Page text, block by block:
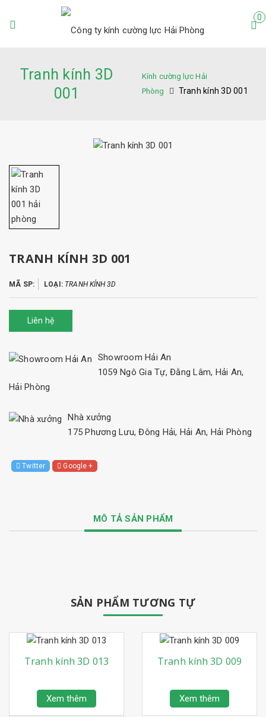
0
Tranh kính 3D
001
Kính cường lực Hải
Phòng
Tranh kính 3D 001
TRANH KÍNH 3D 001
MÃ SP: LOẠI: TRANH KÍNH 3D
Liên hệ
Showroom Hải An
1059 Ngô Gia Tự, Đằng Lâm, Hải An,
Hải Phòng
Nhà xưởng
175 Phương Lưu, Đông Hải, Hải An, Hải Phòng
Twitter Google +
MÔ TẢ SẢN PHẨM
SẢN PHẨM TƯƠNG TỰ
Tranh kính 3D 013
Xem thêm
Tranh kính 3D 009
Xem thêm